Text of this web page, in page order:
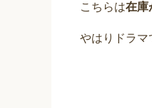
こちらは在庫
やはりドラマ